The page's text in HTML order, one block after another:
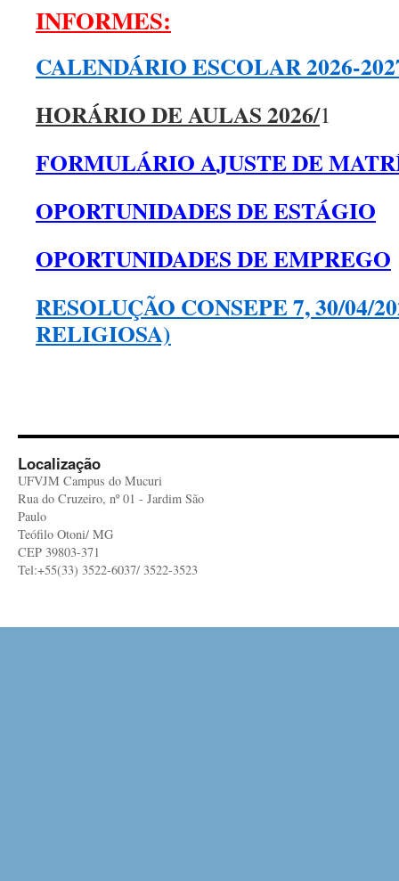
INFORMES:
CALENDÁRIO ESCOLAR 2026-
HORÁRIO DE AULAS 2026/1
FORMULÁRIO AJUSTE DE
OPORTUNIDADES DE ESTÁGIO
OPORTUNIDADES DE EMPREGO
RESOLUÇÃO CONSEPE 7, 30/04/
RELIGIOSA)
Localização
UFVJM Campus do Mucuri
Rua do Cruzeiro, nº 01 - Jardim São
Paulo
Teófilo Otoni/ MG
CEP 39803-371
Tel:+55(33) 3522-6037/ 3522-3523